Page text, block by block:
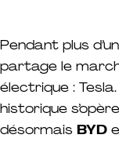
Pendant plus
partage le
électrique :
historique
désormais BYD